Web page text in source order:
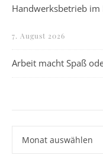
Handwerksbetrieb
7. August 2026
Arbeit macht Spaß